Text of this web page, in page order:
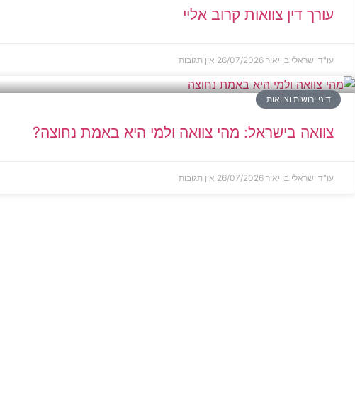
עורך דין צוואות קרוב אליי
עו"ד ישראלי בן יאיר 26/07/2026 אין תגובות
דיני ירושות וצוואות
צוואה בישראל: מהי צוואה ולמי היא באמת נחוצה?
עו"ד ישראלי בן יאיר 26/07/2026 אין תגובות